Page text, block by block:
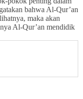
bahwa Al-Qur’an
maka akan
Al-Qur’an mendidik